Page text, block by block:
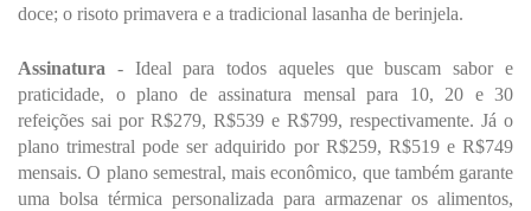
doce; o risoto primavera e a tradicional lasanha de berinjela.
Assinatura - Ideal para todos aqueles que buscam sabor e
praticidade, o plano de assinatura mensal para 10, 20 e 30
refeições sai por R$279, R$539 e R$799, respectivamente. Já o
plano trimestral pode ser adquirido por R$259, R$519 e R$749
mensais. O plano semestral, mais econômico, que também garante
uma bolsa térmica personalizada para armazenar os alimentos,